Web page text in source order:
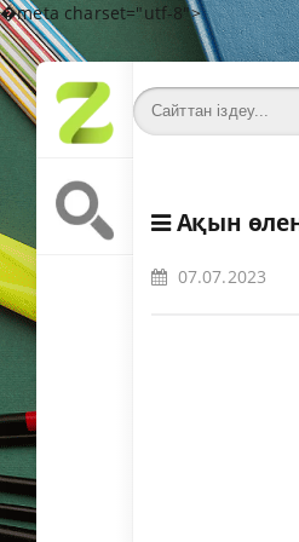
�meta charset="utf-8">
Ақын
07.07.2023